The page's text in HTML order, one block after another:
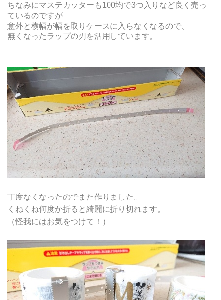
ちなみにマステカッターも100均で3つ入りなど良く売っ
ているのですが
意外と横幅が幅を取りケースに入らなくなるので、
無くなったラップの刃を活用しています。
丁度なくなったのでまた作りました。
くねくね何度か折ると綺麗に折り切れます。
（怪我にはお気をつけて！）